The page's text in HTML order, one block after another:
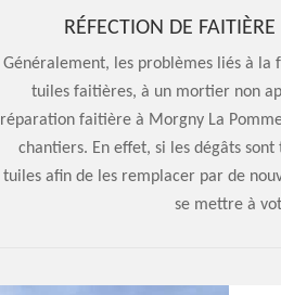
RÉFECTION DE
Généralement, les problèmes liés à la
tuiles faitières, à un mortier non
réparation faitière à Morgny La
chantiers. En effet, si les dégâts
tuiles afin de les remplacer par de
se mettre à